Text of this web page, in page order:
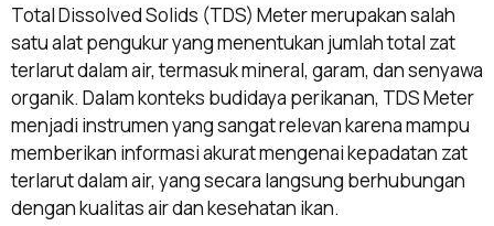
Total Dissolved Solids (TDS) Meter merupakan salah
satu alat pengukur yang menentukan jumlah total zat
terlarut dalam air, termasuk mineral, garam, dan senyawa
organik. Dalam konteks budidaya perikanan, TDS Meter
menjadi instrumen yang sangat relevan karena mampu
memberikan informasi akurat mengenai kepadatan zat
terlarut dalam air, yang secara langsung berhubungan
dengan kualitas air dan kesehatan ikan.